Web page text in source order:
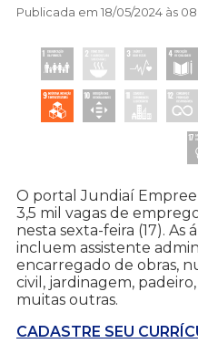
Publicada em 18/05/2024 às
O portal Jundiaí
3,5 mil vagas de
nesta sexta-feira (17). As
incluem assistente
encarregado de obras,
civil, jardinagem,
muitas outras.
CADASTRE SEU